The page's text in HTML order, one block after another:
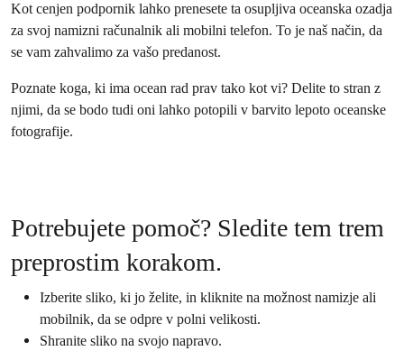
Kot cenjen podpornik lahko prenesete ta osupljiva oceanska ozadja
za svoj namizni računalnik ali mobilni telefon. To je naš način, da
se vam zahvalimo za vašo predanost.
Poznate koga, ki ima ocean rad prav tako kot vi? Delite to stran z
njimi, da se bodo tudi oni lahko potopili v barvito lepoto ocean­ske
fotografije.
Potrebujete pomoč? Sledite tem trem
preprostim korakom.
Izberite sliko, ki jo želite, in kliknite na možnost namizje ali
mobilnik, da se odpre v polni velikosti.
Shranite sliko na svojo napravo.